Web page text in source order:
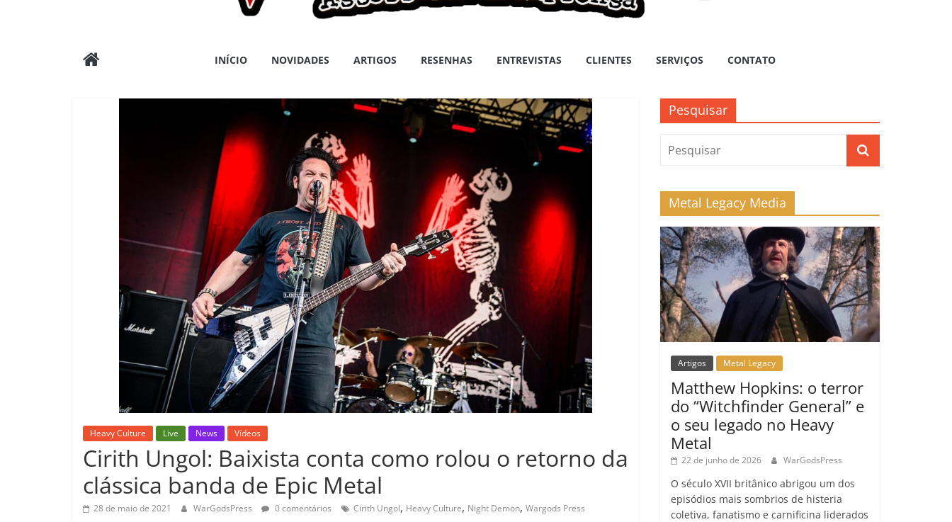
Wargods
Press
INÍCIO NOVIDADES ARTIGOS RESENHAS ENTREVISTAS CLIENTES SERVIÇOS CONTATO
Heavy Culture Live News Vídeos
Cirith Ungol: Baixista conta como rolou o retorno da
clássica banda de Epic Metal
28 de maio de 2021 WarGodsPress 0 comentários Cirith Ungol, Heavy Culture, Night Demon, Wargods Press
Pesquisar
Metal Legacy Media
Artigos Metal Legacy
Matthew Hopkins: o terror
do “Witchfinder General” e
o seu legado no Heavy
Metal
22 de junho de 2026 WarGodsPress
O século XVII britânico abrigou um dos
episódios mais sombrios de histeria
coletiva, fanatismo e carnificina liderados